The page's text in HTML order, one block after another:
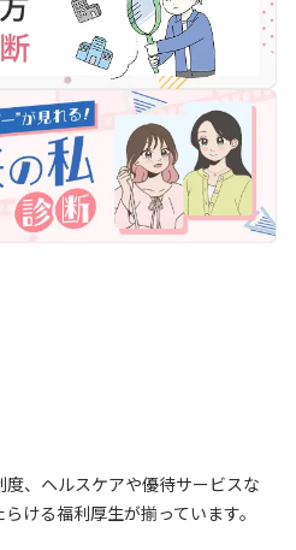
、ヘルスケアや優待サービスな
ける福利厚生が揃っています。